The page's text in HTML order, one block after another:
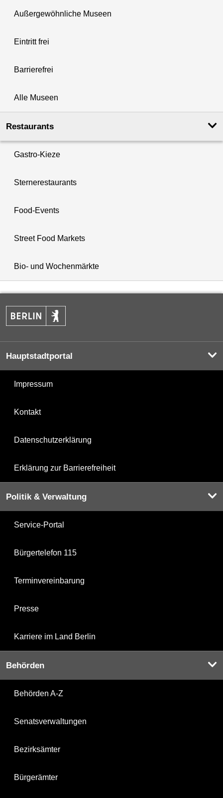
Außergewöhnliche Museen
Eintritt frei
Barrierefrei
Alle Museen
Restaurants
Gastro-Kieze
Sternerestaurants
Food-Events
Street Food Markets
Bio- und Wochenmärkte
Hauptstadtportal
Impressum
Kontakt
Datenschutzerklärung
Erklärung zur Barrierefreiheit
Politik & Verwaltung
Service-Portal
Bürgertelefon 115
Terminvereinbarung
Presse
Karriere im Land Berlin
Behörden
Behörden A-Z
Senatsverwaltungen
Bezirksämter
Bürgerämter